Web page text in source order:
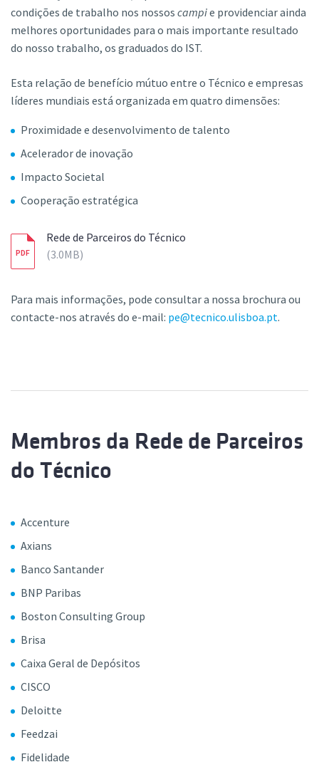
condições de trabalho nos nossos campie providenciar ainda
melhores oportunidades para o mais importante resultado
do nosso trabalho, os graduados do IST.
Esta relação de benefício mútuo entre o Técnico e empresas
líderes mundiais está organizada em quatro dimensões:
Proximidade e desenvolvimento de talento
Acelerador de inovação
Impacto Societal
Cooperação estratégica
Rede de Parceiros do Técnico
3.0MB
Para mais informações, pode consultar a nossa brochura ou
contacte-nos através do e-mail: pe@tecnico.ulisboa.pt.
Membros da Rede de Parceiros
do Técnico
Accenture
Axians
Banco Santander
BNP Paribas
Boston Consulting Group
Brisa
Caixa Geral de Depósitos
CISCO
Deloitte
Feedzai
Fidelidade